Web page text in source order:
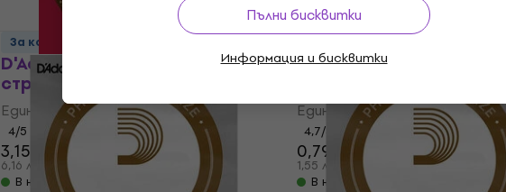
Пълни бисквитки
Информация и бисквитки
D'Addario J2704 Единична
струна за китара
Единична струна за китара
4/5
3,15 €
6,16 лв 3,19 €
В наличност
Gorstrings UNIVERSAL
Единична струна за китара
4,7/5
0,79 €
1,55 лв
В наличност
За количество отстъпка